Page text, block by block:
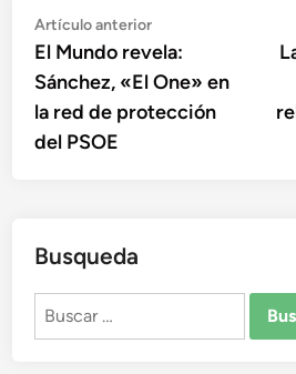
Navegación
de
entradas
Artículo anteriorArtículo
anterior:
El Mundo revela:
Sánchez, «El One» en
la red de protección
del PSOE
Busqueda
Buscar: